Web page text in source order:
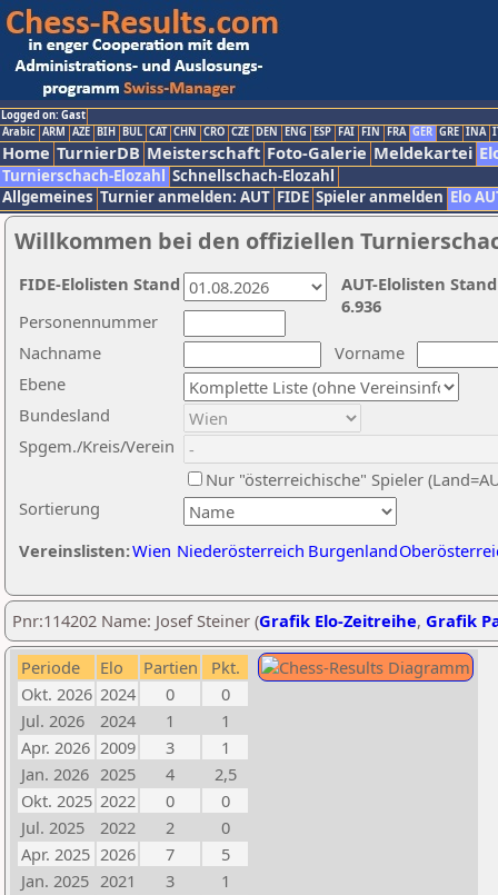
Logged on: Gast
Arabic ARM AZE BIH BUL CAT CHN CRO CZE DEN ENG ESP FAI FIN FRA GER GRE INA
Home TurnierDB Meisterschaft Foto-Galerie Meldekartei
Turnierschach-Elozahl Schnellschach-Elozahl
Allgemeines Turnier anmelden: AUT FIDE Spieler anmelden Elo
Willkommen bei den offiziellen
Nachname
Vorname
Ebene
Sortierung
Personennummer
Bundesland
Spgem./Kreis/Verein
Nur "österreichische" Spieler
Vereinslisten:Wien Niederösterreich Burgenland
AUT-Elolisten
6.936
FIDE-Elolisten Stand
Pnr:114202 Name: Josef Steiner (Grafik Elo-Zeitreihe, Grafik
Periode Elo Partien
Pkt.
Okt. 2026 2024 0
0
Jul. 2026
2024 1
1
Apr. 2026 2009 3
1
Jan. 2026 2025 4
2,5
Okt. 2025 2022 0
0
Jul. 2025
2022 2
0
Apr. 2025 2026 7
5
Jan. 2025 2021 3
1